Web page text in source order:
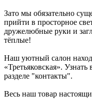
Зато мы обязательно
прийти в просторное
дружелюбные руки и
тёплые!
Наш уютный салон
«Третьяковская».
разделе "контакты".
Весь наш товар